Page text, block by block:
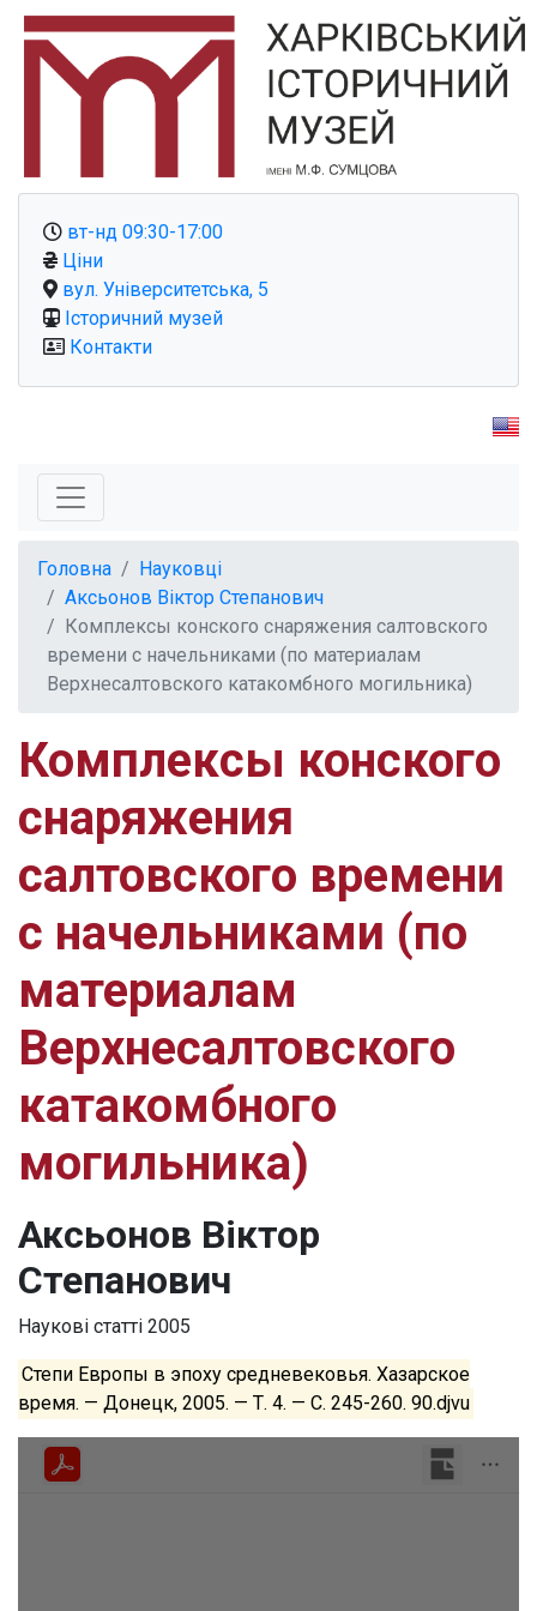
вт-нд 09:30-17:00
Ціни
вул. Університетська, 5
Історичний музей
Контакти
Головна
Науковці
Аксьонов Віктор Степанович
Комплексы конского снаряжения салтовского
времени с начельниками (по материалам
Верхнесалтовского катакомбного могильника)
Комплексы конского
снаряжения
салтовского времени
с начельниками (по
материалам
Верхнесалтовского
катакомбного
могильника)
Аксьонов Віктор
Степанович
Наукові статті 2005
Степи Европы в эпоху средневековья. Хазарское
время. — Донецк, 2005. — Т. 4. — С. 245-260. 90.djvu